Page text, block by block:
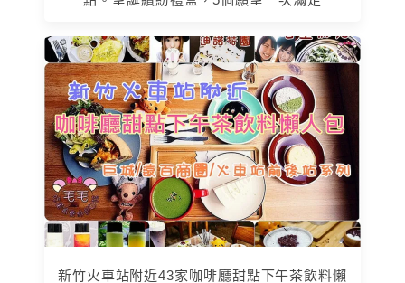
新竹火車站附近43家咖啡廳甜點下午茶飲料懶